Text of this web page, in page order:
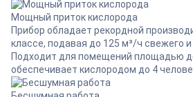
Мощный приток кислорода
Прибор обладает рекордной
классе, подавая до 125 м³/ч свежего
Подходит для помещений площадью
обеспечивает кислородом до 4